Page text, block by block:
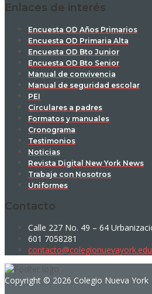
Enlaces de interés
Encuesta OD Años Primarios
Encuesta OD Primaria Alta
Encuesta OD Bto Junior
Encuesta OD Bto Senior
Manual de convivencia
Manual de seguridad escolar
PEI
Circulares a padres
Formatos y manuales
Cronograma
Testimonios
Noticias
Revista Digital New York News
Trabaje con Nosotros
Uniformes
Contacto
Calle 227 No. 49 – 64
601 7058281
Copyright © 2026 Colegio Nueva York